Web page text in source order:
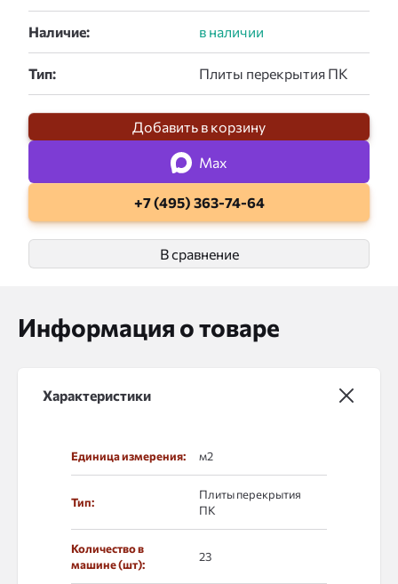
Наличие:
Тип:
Добавить в корзину
Max
+7 (495) 363-74-64
В сравнение
Информация о товаре
Характеристики
Единица измерения: м2
Тип:
Плиты перекрытия
ПК
Количество в
машине (шт):
23